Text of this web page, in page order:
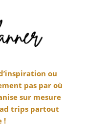
ou
pas par où
sur mesure
trips partout
!